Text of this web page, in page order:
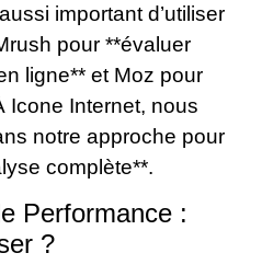
important d’utiliser
pour **évaluer
ligne** et Moz pour
Icone Internet, nous
notre approche pour
complète**.
Performance :
?